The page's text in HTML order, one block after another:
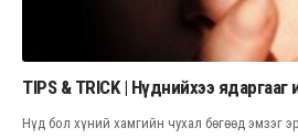
TIPS & TRICK | Нүднийхээ ядаргааг
Нүд бол хүний хамгийн чухал бөгөөд эмзэг